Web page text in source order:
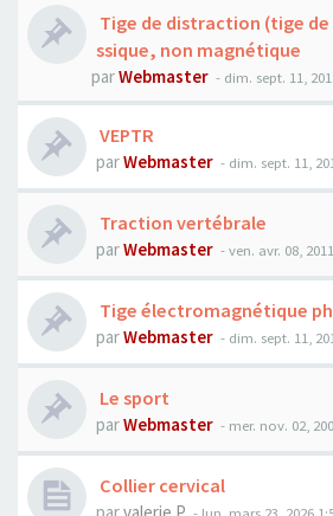
Tige de distraction (tige de
ssique, non magnétique
parWebmaster - dim. sept. 11,
VEPTR
parWebmaster - dim. sept. 11,
Traction vertébrale
parWebmaster - ven. avr. 08,
Tige électromagnétique
parWebmaster - dim. sept. 11,
Le sport
parWebmaster - mer. nov. 02,
Collier cervical